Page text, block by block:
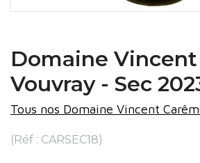
Domaine
Vouvray - Sec
Tous nos Domaine Vincent
(Réf : CARSEC18)